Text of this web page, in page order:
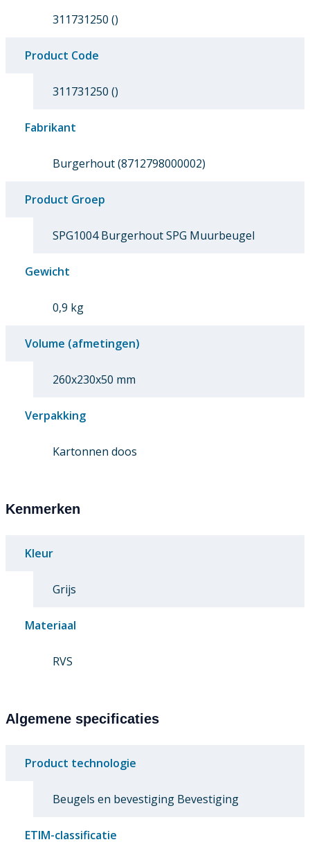
311731250 ()
Product Code
311731250 ()
Fabrikant
Burgerhout (8712798000002)
Product Groep
SPG1004 Burgerhout SPG Muurbeugel
Gewicht
0,9 kg
Volume (afmetingen)
260x230x50 mm
Verpakking
Kartonnen doos
Kenmerken
Kleur
Grijs
Materiaal
RVS
Algemene specificaties
Product technologie
Beugels en bevestiging Bevestiging
ETIM-classificatie